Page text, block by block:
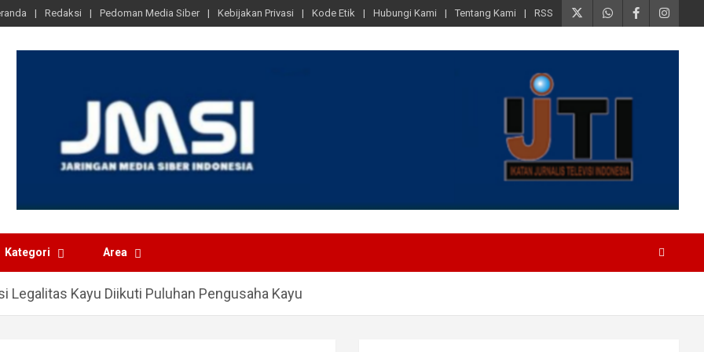
Redaksi Pedoman Media Siber Kebijakan Privasi Kode Etik Hubungi Kami Tentang Kami RSS
Kategori Area
Legalitas Kayu Diikuti Puluhan Pengusaha Kayu